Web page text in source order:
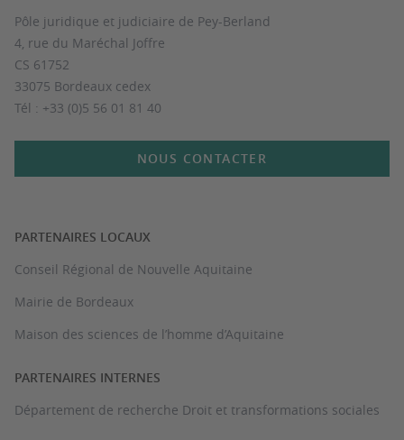
Pôle juridique et judiciaire de Pey-Berland
4, rue du Maréchal Joffre
CS 61752
33075 Bordeaux cedex
Tél : +33 (0)5 56 01 81 40
NOUS CONTACTER
PARTENAIRES LOCAUX
Conseil Régional de Nouvelle Aquitaine
Mairie de Bordeaux
Maison des sciences de l’homme d’Aquitaine
PARTENAIRES INTERNES
Département de recherche Droit et transformations sociales